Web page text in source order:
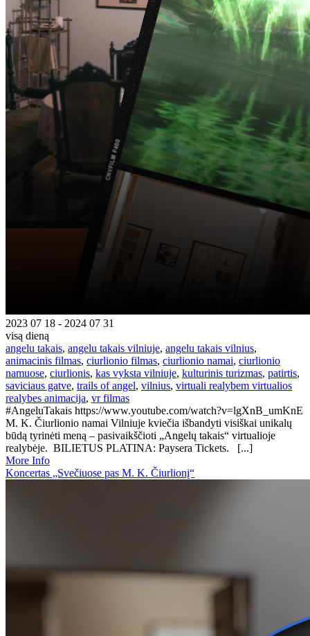
2023 07 18 - 2024 07 31
visą dieną
angelu takais, angelu takais vilniuje, angelu takais vilnius,
animacinis filmas, ciurlionio filmas, ciurlionio namai, ciurlionio
namuose, ciurlionis, kas vyksta vilniuje, kulturinis turizmas, patirtis,
saviciaus gatve, trails of angel, vilnius, virtuali realybem virtualios
realybes animacija, vr filmas
#AngeluTakais https://www.youtube.com/watch?v=lgXnB_umKnE
M. K. Čiurlionio namai Vilniuje kviečia išbandyti visiškai unikalų
būdą tyrinėti meną – pasivaikščioti „Angelų takais“ virtualioje
realybėje. BILIETUS PLATINA: Paysera Tickets. [...]
More Info
Koncertas „Svečiuose pas M. K. Čiurlionį“